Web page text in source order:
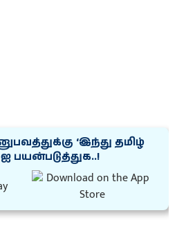
‘இந்து தமிழ்
ஐ பயன்படுத்துக..!